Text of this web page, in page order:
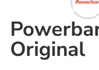
Original